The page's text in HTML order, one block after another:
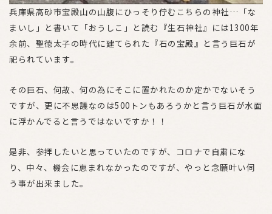
兵庫県高砂市宝殿山の山腹にひっそり佇むこちらの神社…「な
まいし」と書いて「おうしこ」と読む『生石神社』には1300年
余前、聖徳太子の時代に建てられた『石の宝殿』と言う巨石が
祀られています。
その巨石、何故、何の為にそこに置かれたのか定かでないそう
ですが、更に不思議なのは500トンもあろうかと言う巨石が水面
に浮かんでると言うではないですか！！
是非、参拝したいと思っていたのですが、コロナで自粛にな
り、中々、機会に恵まれなかったのですが、やっと念願叶い伺
う事が出来ました。